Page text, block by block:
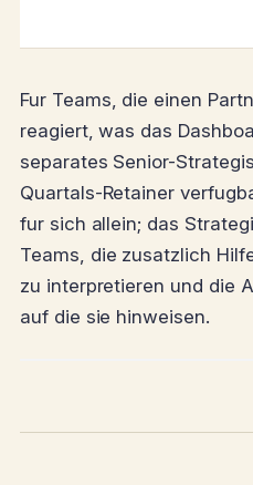
Fur Teams, die einen
reagiert, was das
separates Senior-
Quartals-Retainer
fur sich allein; das
Teams, die zusatzlich
zu interpretieren und die
auf die sie hinweisen.